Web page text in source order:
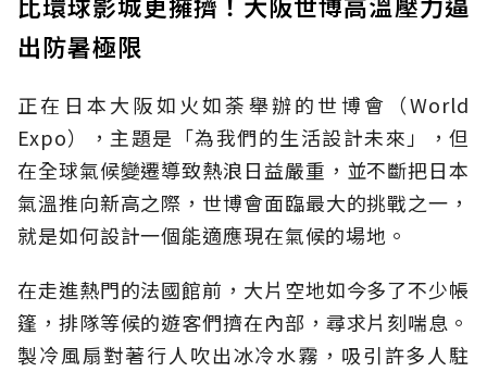
出防暑極限
正在日本大阪如火如荼舉辦的世博會（World
Expo），主題是「為我們的生活設計未來」，但
在全球氣候變遷導致熱浪日益嚴重，並不斷把日本
氣溫推向新高之際，世博會面臨最大的挑戰之一，
就是如何設計一個能適應現在氣候的場地。
在走進熱門的法國館前，大片空地如今多了不少帳
篷，排隊等候的遊客們擠在內部，尋求片刻喘息。
製冷風扇對著行人吹出冰冷水霧，吸引許多人駐